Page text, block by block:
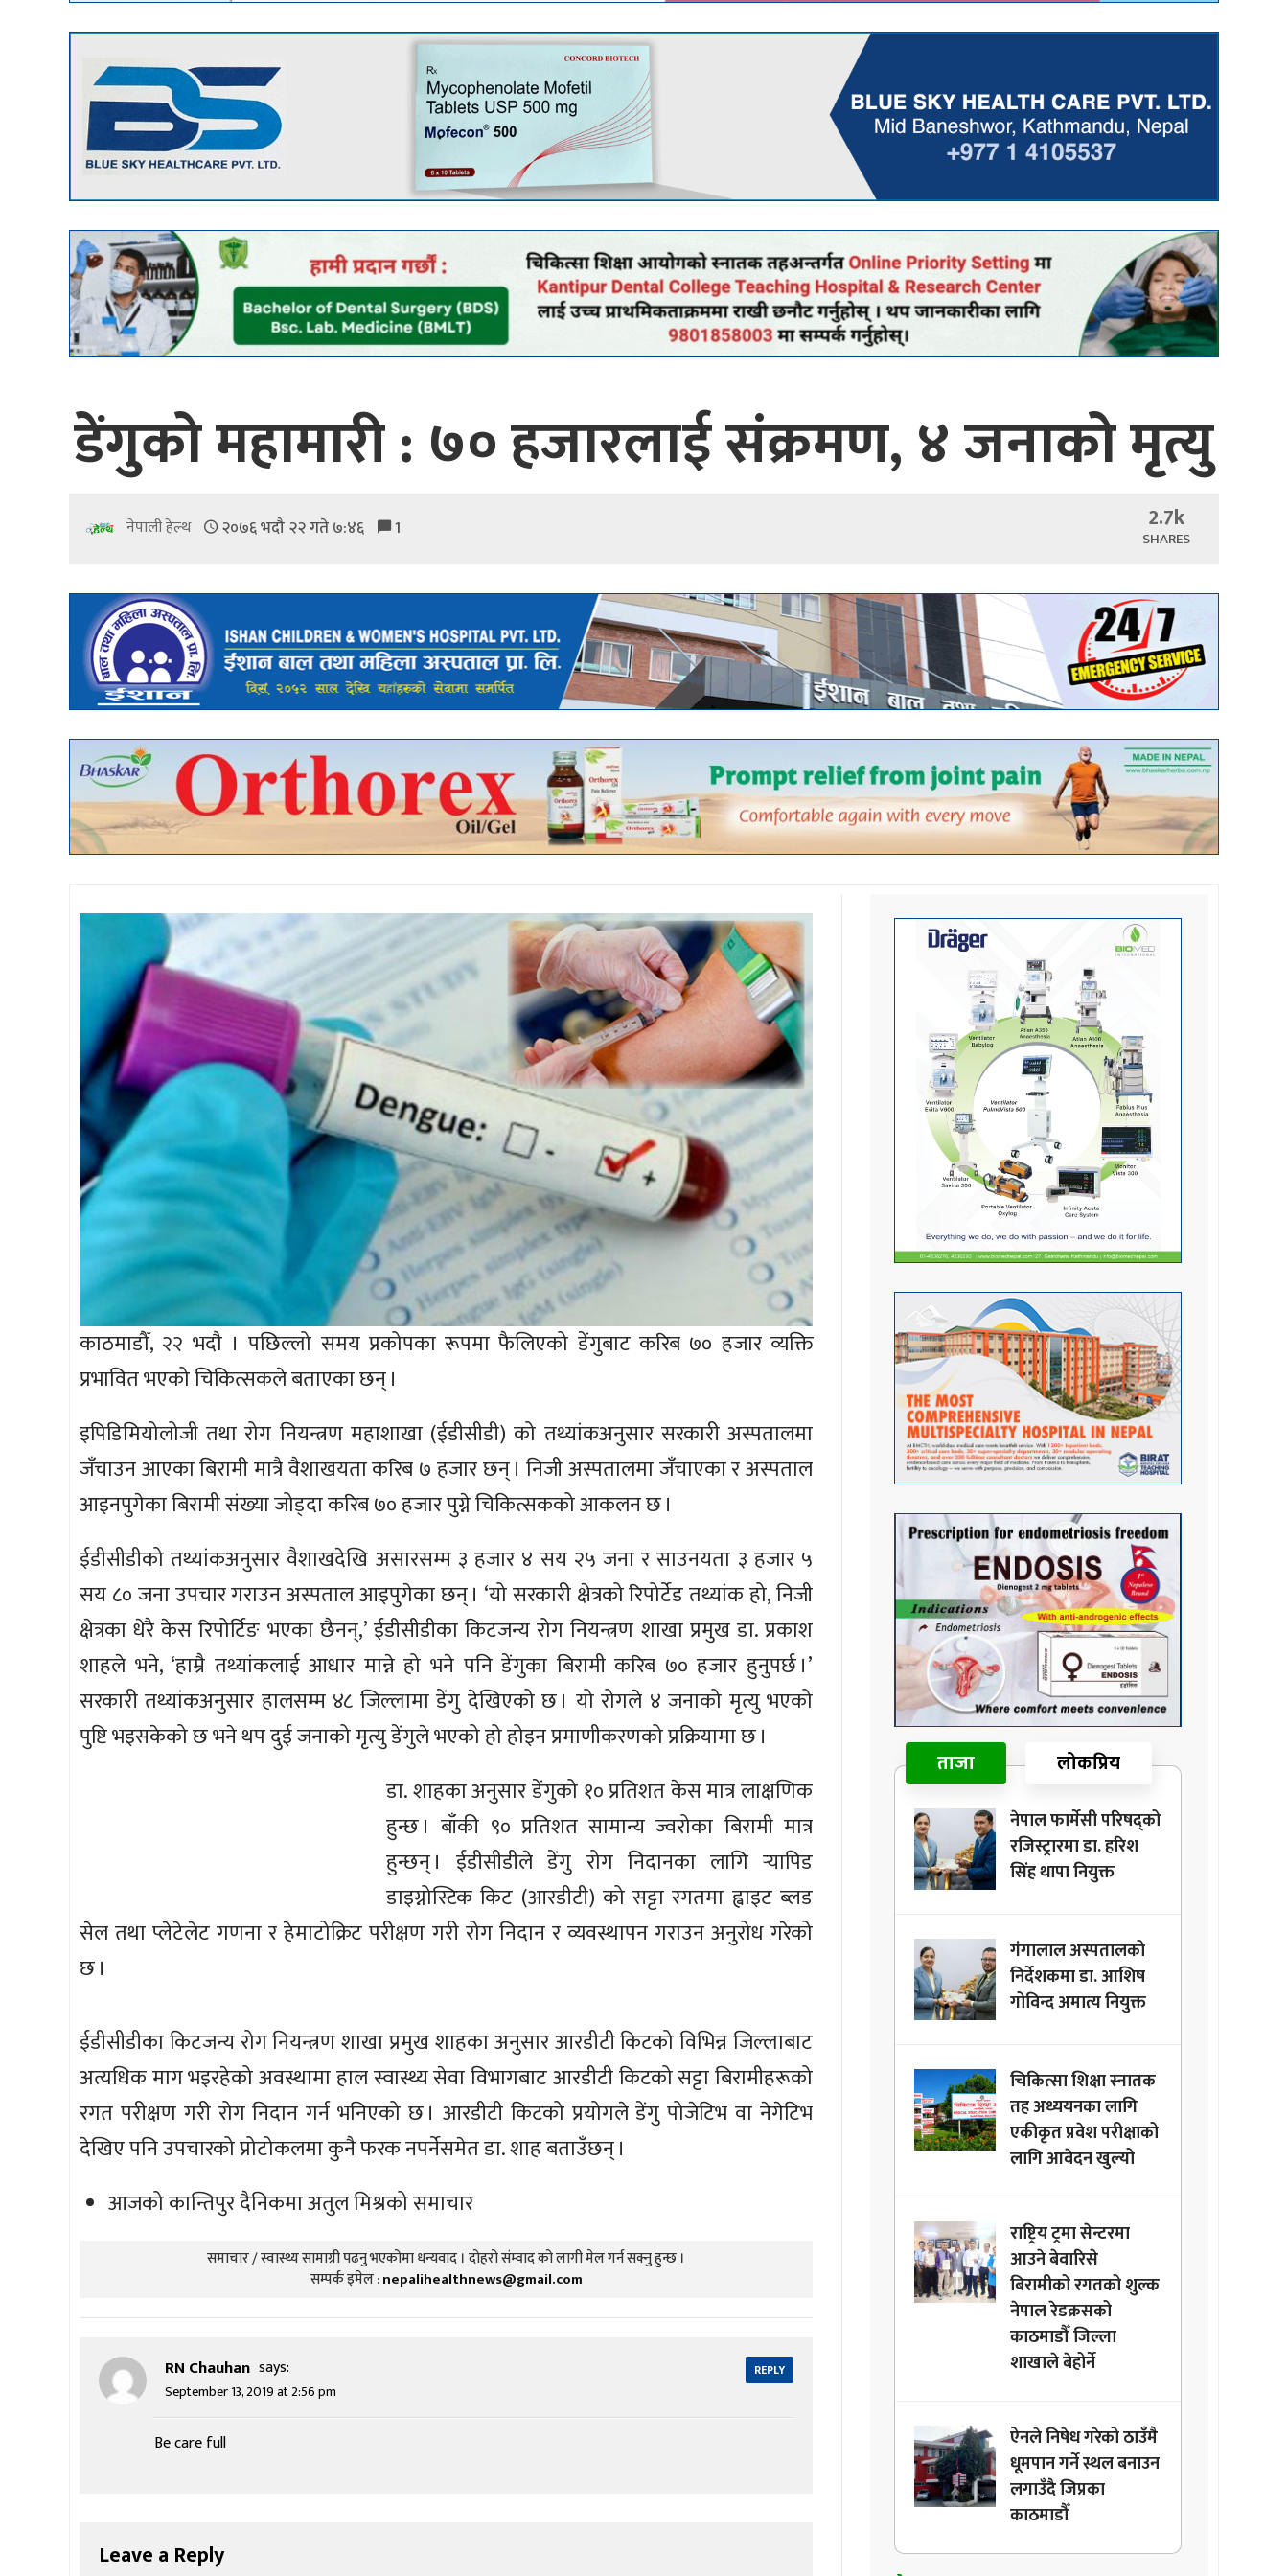
डेंगुको महामारी : ७० हजारलाई संक्रमण, ४ जनाको मृत्यु
नेपाली हेल्थ २०७६ भदौ २२ गते ७:४६ 1 2.7k
SHARES
काठमाडौँ, २२ भदौ । पछिल्लो समय प्रकोपका रूपमा फैलिएको डेंगुबाट करिब ७० हजार व्यक्ति
प्रभावित भएको चिकित्सकले बताएका छन् ।
इपिडिमियोलोजी तथा रोग नियन्त्रण महाशाखा (ईडीसीडी) को तथ्यांकअनुसार सरकारी अस्पतालमा
जँचाउन आएका बिरामी मात्रै वैशाखयता करिब ७ हजार छन् । निजी अस्पतालमा जँचाएका र अस्पताल
आइनपुगेका बिरामी संख्या जोड्दा करिब ७० हजार पुग्ने चिकित्सकको आकलन छ ।
ईडीसीडीको तथ्यांकअनुसार वैशाखदेखि असारसम्म ३ हजार ४ सय २५ जना र साउनयता ३ हजार ५
सय ८० जना उपचार गराउन अस्पताल आइपुगेका छन् । ‘यो सरकारी क्षेत्रको रिपोर्टेड तथ्यांक हो, निजी
क्षेत्रका धेरै केस रिपोर्टिङ भएका छैनन्,’ ईडीसीडीका किटजन्य रोग नियन्त्रण शाखा प्रमुख डा. प्रकाश
शाहले भने, ‘हाम्रै तथ्यांकलाई आधार मान्ने हो भने पनि डेंगुका बिरामी करिब ७० हजार हुनुपर्छ ।’
सरकारी तथ्यांकअनुसार हालसम्म ४८ जिल्लामा डेंगु देखिएको छ । यो रोगले ४ जनाको मृत्यु भएको
पुष्टि भइसकेको छ भने थप दुई जनाको मृत्यु डेंगुले भएको हो होइन प्रमाणीकरणको प्रक्रियामा छ ।
डा. शाहका अनुसार डेंगुको १० प्रतिशत केस मात्र लाक्षणिक
हुन्छ । बाँकी ९० प्रतिशत सामान्य ज्वरोका बिरामी मात्र
हुन्छन् । ईडीसीडीले डेंगु रोग निदानका लागि र्‍यापिड
डाइग्नोस्टिक किट (आरडीटी) को सट्टा रगतमा ह्वाइट ब्लड
सेल तथा प्लेटेलेट गणना र हेमाटोक्रिट परीक्षण गरी रोग निदान र व्यवस्थापन गराउन अनुरोध गरेको
छ ।
ईडीसीडीका किटजन्य रोग नियन्त्रण शाखा प्रमुख शाहका अनुसार आरडीटी किटको विभिन्न जिल्लाबाट
अत्यधिक माग भइरहेको अवस्थामा हाल स्वास्थ्य सेवा विभागबाट आरडीटी किटको सट्टा बिरामीहरूको
रगत परीक्षण गरी रोग निदान गर्न भनिएको छ । आरडीटी किटको प्रयोगले डेंगु पोजेटिभ वा नेगेटिभ
देखिए पनि उपचारको प्रोटोकलमा कुनै फरक नपर्नेसमेत डा. शाह बताउँछन् ।
आजको कान्तिपुर दैनिकमा अतुल मिश्रको समाचार
समाचार / स्वास्थ्य सामाग्री पढनु भएकोमा धन्यवाद । दोहरो संम्वाद को लागी मेल गर्न सक्नु हुन्छ ।
सम्पर्क इमेल :nepalihealthnews@gmail.com
RN Chauhan says:
September 13, 2019 at 2:56 pm
Be care full
REPLY
Leave a Reply
ताजा लोकप्रिय
नेपाल फार्मेसी परिषद्को
रजिस्ट्रारमा डा. हरिश
सिंह थापा नियुक्त
गंगालाल अस्पतालको
निर्देशकमा डा. आशिष
गोविन्द अमात्य नियुक्त
चिकित्सा शिक्षा स्नातक
तह अध्ययनका लागि
एकीकृत प्रवेश परीक्षाको
लागि आवेदन खुल्यो
राष्ट्रिय ट्रमा सेन्टरमा
आउने बेवारिसे
बिरामीको रगतको शुल्क
नेपाल रेडक्रसको
काठमाडौँ जिल्ला
शाखाले बेहोर्ने
ऐनले निषेध गरेको ठाउँमै
धूमपान गर्ने स्थल बनाउन
लगाउँदै जिप्रका
काठमाडौँ